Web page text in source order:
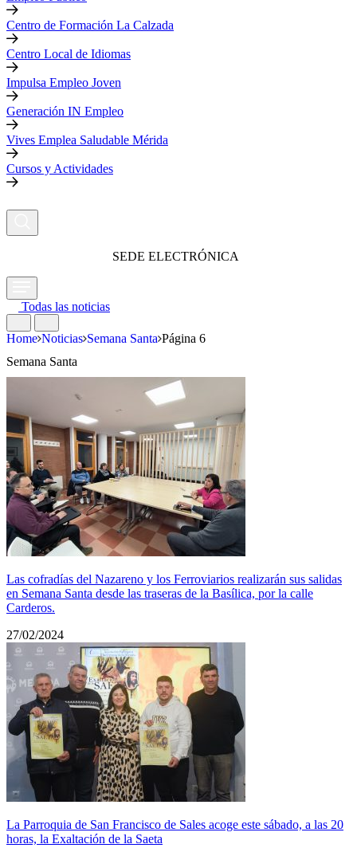
Centro de Formación La Calzada
Centro Local de Idiomas
Impulsa Empleo Joven
Generación IN Empleo
Vives Emplea Saludable Mérida
Cursos y Actividades
SEDE ELECTRÓNICA
Todas las noticias
Home Noticias Semana Santa Página 6
Semana Santa
Las cofradías del Nazareno y los Ferroviarios realizarán sus salidas
en Semana Santa desde las traseras de la Basílica, por la calle
Carderos.
27/02/2024
La Parroquia de San Francisco de Sales acoge este sábado, a las 20
horas, la Exaltación de la Saeta